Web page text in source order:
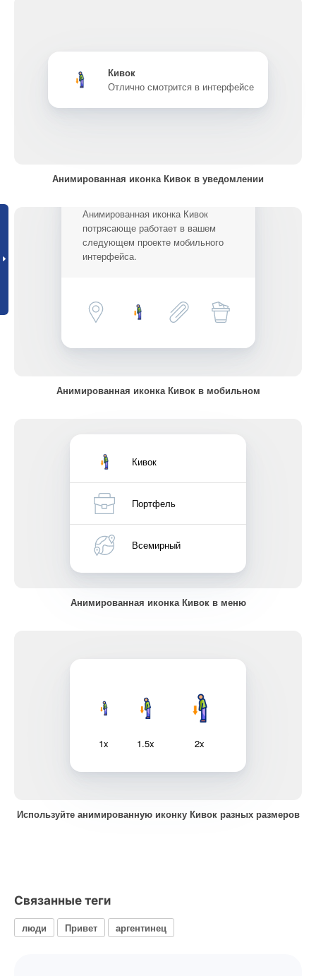
Кивок
Отлично смотрится в интерфейсе
Анимированная иконка Кивок в уведомлении
Анимированная иконка Кивок
потрясающе работает в вашем
следующем проекте мобильного
интерфейса.
Анимированная иконка Кивок в мобильном
Кивок
Портфель
Всемирный
Анимированная иконка Кивок в меню
1x 1.5x 2x
Используйте анимированную иконку Кивок разных размеров
Связанные теги
люди Привет аргентинец